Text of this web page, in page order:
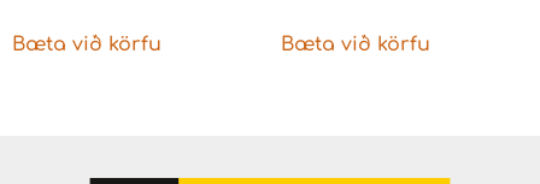
Bæta við körfu Bæta við körfu